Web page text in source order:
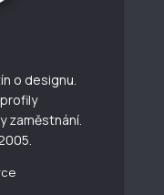
o designu.
zaměstnání.